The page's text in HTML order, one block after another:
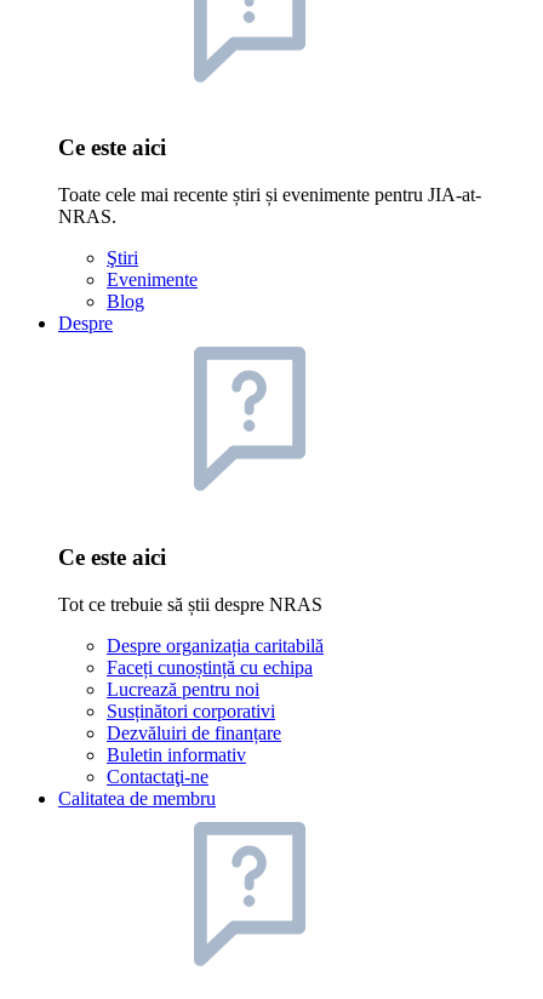
Ce este aici
Toate cele mai recente știri și evenimente pentru JIA-at-
NRAS.
Ştiri
Evenimente
Blog
Despre
Ce este aici
Tot ce trebuie să știi despre NRAS
Despre organizația caritabilă
Faceți cunoștință cu echipa
Lucrează pentru noi
Susținători corporativi
Dezvăluiri de finanțare
Buletin informativ
Contactaţi-ne
Calitatea de membru